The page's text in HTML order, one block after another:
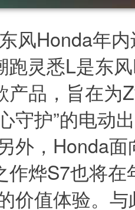
风Honda年
跑灵悉L是东
产品，旨在
守护”的电动
外，Honda
作烨S7也将
价值体验。